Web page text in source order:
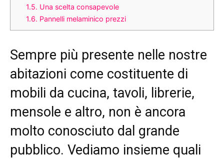
1.5. Una scelta consapevole
1.6. Pannelli melaminico prezzi
Sempre più presente nelle nostre
abitazioni come costituente di
mobili da cucina, tavoli, librerie,
mensole e altro, non è ancora
molto conosciuto dal grande
pubblico. Vediamo insieme quali